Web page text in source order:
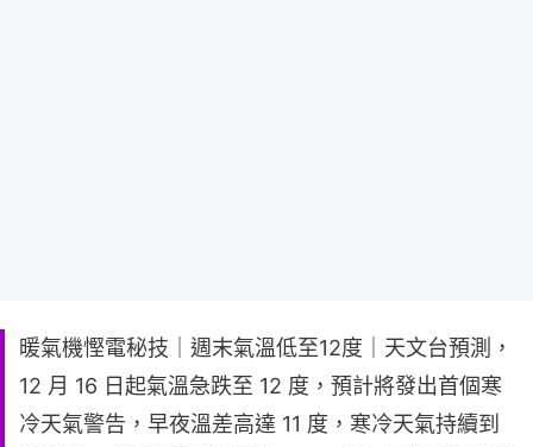
暖氣機慳電秘技｜週末氣溫低至12度｜天文台預測，
12 月 16 日起氣溫急跌至 12 度，預計將發出首個寒
冷天氣警告，早夜溫差高達 11 度，寒冷天氣持續到